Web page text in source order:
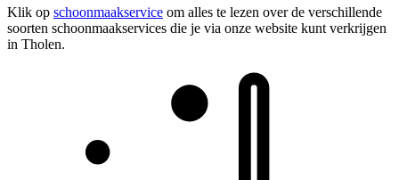
Klik op schoonmaakservice om alles te lezen over de verschillende
soorten schoonmaakservices die je via onze website kunt verkrijgen
in Tholen.